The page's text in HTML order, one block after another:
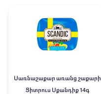
Սառնաշաքար առանց շաքարի
Ցիտրուս Սքանդիք 14գ